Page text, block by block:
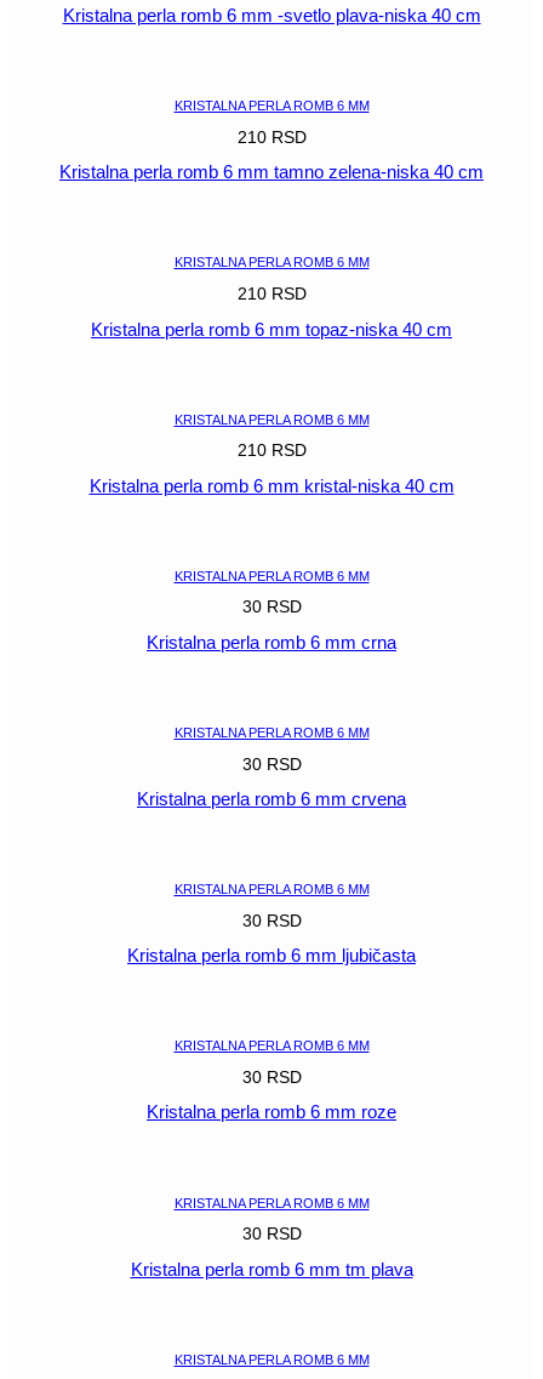
Kristalna perla romb 6 mm -svetlo plava-niska 40 cm
KRISTALNA PERLA ROMB 6 MM
210 RSD
Kristalna perla romb 6 mm tamno zelena-niska 40 cm
KRISTALNA PERLA ROMB 6 MM
210 RSD
Kristalna perla romb 6 mm topaz-niska 40 cm
KRISTALNA PERLA ROMB 6 MM
210 RSD
Kristalna perla romb 6 mm kristal-niska 40 cm
KRISTALNA PERLA ROMB 6 MM
30 RSD
Kristalna perla romb 6 mm crna
KRISTALNA PERLA ROMB 6 MM
30 RSD
Kristalna perla romb 6 mm crvena
KRISTALNA PERLA ROMB 6 MM
30 RSD
Kristalna perla romb 6 mm ljubičasta
KRISTALNA PERLA ROMB 6 MM
30 RSD
Kristalna perla romb 6 mm roze
KRISTALNA PERLA ROMB 6 MM
30 RSD
Kristalna perla romb 6 mm tm plava
KRISTALNA PERLA ROMB 6 MM